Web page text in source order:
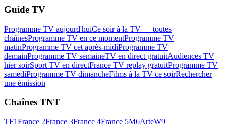
Guide TV
Programme TV aujourd'huiCe soir à la TV — toutes
chaînesProgramme TV en ce momentProgramme TV
matinProgramme TV cet après-midiProgramme TV
demainProgramme TV semaineTV en direct gratuitAudiences TV
hier soirSport TV en directFrance TV replay gratuitProgramme TV
samediProgramme TV dimancheFilms à la TV ce soirRechercher
une émission
Chaînes TNT
TF1France 2France 3France 4France 5M6ArteW9